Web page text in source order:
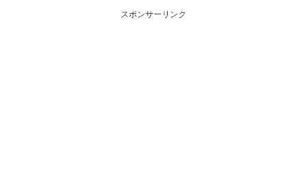
スポンサーリンク